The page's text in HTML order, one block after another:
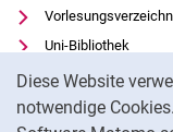
Diese Website
notwendige
Uni-Bibliothek
Moodle
Panopto